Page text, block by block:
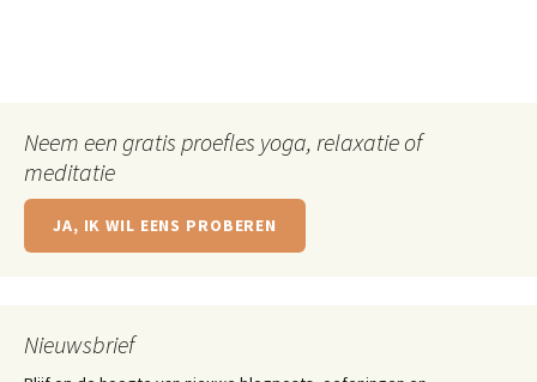
Neem een gratis proefles yoga, relaxatie of
meditatie
JA, IK WIL EENS PROBEREN
Nieuwsbrief